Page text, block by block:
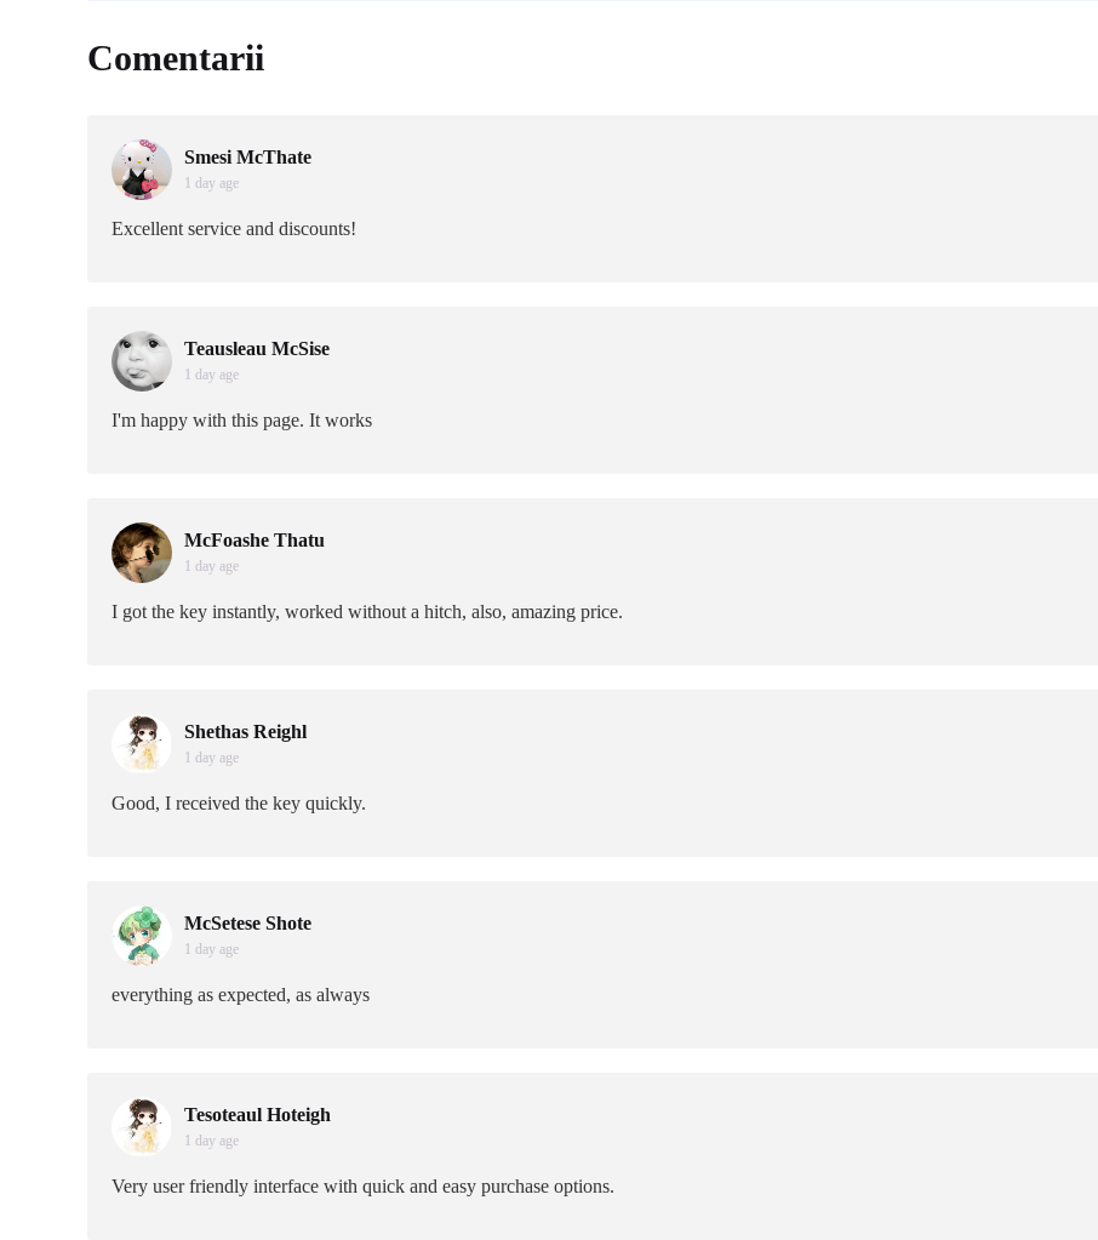
Comentarii
Smesi McThate
1 day age
Excellent service and discounts!
Teausleau McSise
1 day age
I'm happy with this page. It works
McFoashe Thatu
1 day age
I got the key instantly, worked without a hitch, also, amazing price.
Shethas Reighl
1 day age
Good, I received the key quickly.
McSetese Shote
1 day age
everything as expected, as always
Tesoteaul Hoteigh
1 day age
Very user friendly interface with quick and easy purchase options.